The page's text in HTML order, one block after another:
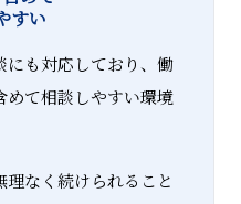
すい
にも対応しており、働
めて相談しやすい環境
なく続けられること